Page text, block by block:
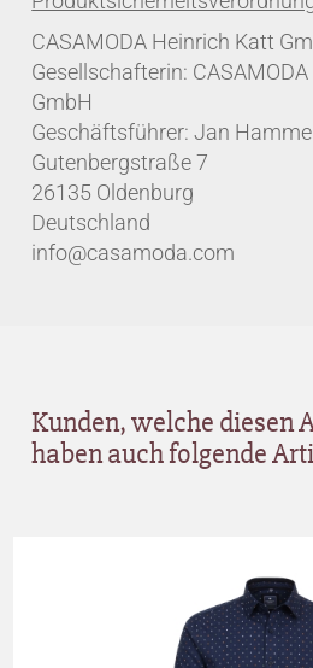
CASAMODA Heinrich Katt
Gesellschafterin:
GmbH
Geschäftsführer: Jan
Gutenbergstraße 7
26135 Oldenburg
Deutschland
info@casamoda.com
Kunden, welche diesen
haben auch folgende